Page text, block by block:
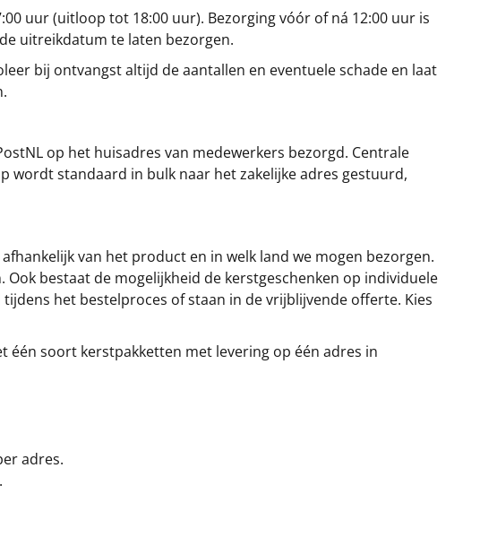
uur (uitloop tot 18:00 uur). Bezorging vóór of ná 12:00 uur is
uitreikdatum te laten bezorgen.
bij ontvangst altijd de aantallen en eventuele schade en laat
op het huisadres van medewerkers bezorgd. Centrale
wordt standaard in bulk naar het zakelijke adres gestuurd,
van het product en in welk land we mogen bezorgen.
bestaat de mogelijkheid de kerstgeschenken op individuele
het bestelproces of staan in de vrijblijvende offerte. Kies
één soort kerstpakketten met levering op één adres in
adres.